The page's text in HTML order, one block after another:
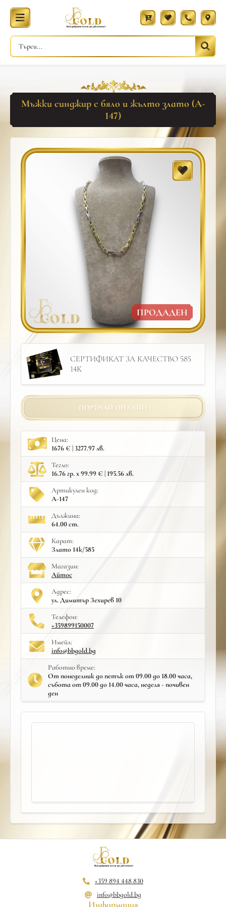
Мъжки синджир с бяло и жълто злато (A-
147)
ПРОДАДЕН
СЕРТИФИКАТ ЗА КАЧЕСТВО 585
14К
ПОРЪЧАЙ ОНЛАЙН
Цена:
1676 € | 3277.97 лв.
Тегло:
16.76 гр. x 99.99 € | 195.56 лв.
Артикулен код:
A-147
Дължина:
64.00 cm.
Карат:
Злато 14к/585
Mагазин:
Айтос
Адрес:
ул. Димитър Зехирев 10
Телефон:
+359899150007
Имейл:
info@bbgold.bg
Работно време:
От понеделник до петък от 09.00 до 18.00 часа,
събота от 09.00 до 14.00 часа, неделя - почивен
ден
+359 894 448 830
info@bbgold.bg
Информация